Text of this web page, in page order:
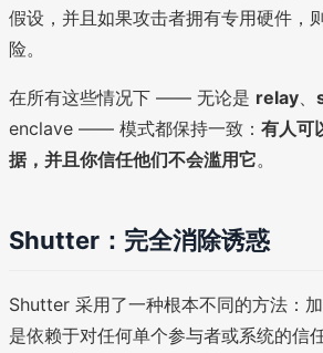
假设，并且如果攻击者拥有专用硬件，
险。
在所有这些情况下 —— 无论是 relay
enclave —— 模式都保持一致： 有人可
据，并且你信任他们不会滥用它。
Shutter：完全消除诱惑
Shutter 采用了一种根本不同的方法：
是依赖于对任何单个参与者或系统的信